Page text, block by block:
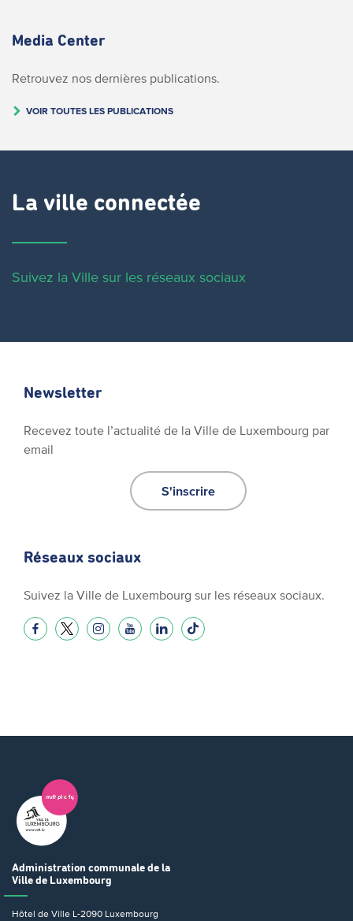
Media Center
Retrouvez nos dernières publications.
VOIR TOUTES LES PUBLICATIONS
La ville connectée
Suivez la Ville sur les réseaux sociaux
Newsletter
Recevez toute l’actualité de la Ville de Luxembourg par
email
S'inscrire
Réseaux sociaux
Suivez la Ville de Luxembourg sur les réseaux sociaux.
Administration communale de la
Ville de Luxembourg
Hôtel de Ville L-2090 Luxembourg